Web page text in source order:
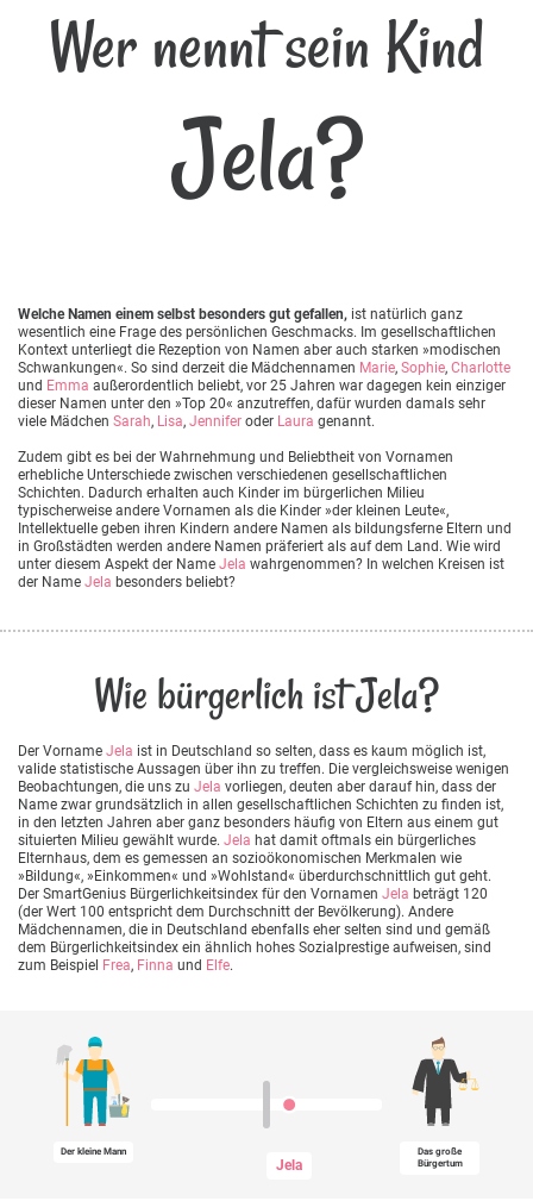
Wer nennt sein Kind
Jela?
Welche Namen einem selbst besonders gut gefallen, ist natürlich ganz
wesentlich eine Frage des persönlichen Geschmacks. Im gesellschaftlichen
Kontext unterliegt die Rezeption von Namen aber auch starken »modischen
Schwankungen«. So sind derzeit die Mädchennamen Marie, Sophie, Charlotte
und Emma außerordentlich beliebt, vor 25 Jahren war dagegen kein einziger
dieser Namen unter den »Top 20« anzutreffen, dafür wurden damals sehr
viele Mädchen Sarah, Lisa, Jennifer oder Laura genannt.
Zudem gibt es bei der Wahrnehmung und Beliebtheit von Vornamen
erhebliche Unterschiede zwischen verschiedenen gesellschaftlichen
Schichten. Dadurch erhalten auch Kinder im bürgerlichen Milieu
typischerweise andere Vornamen als die Kinder »der kleinen Leute«,
Intellektuelle geben ihren Kindern andere Namen als bildungsferne Eltern und
in Großstädten werden andere Namen präferiert als auf dem Land. Wie wird
unter diesem Aspekt der Name Jela wahrgenommen? In welchen Kreisen ist
der Name Jela besonders beliebt?
Wie bürgerlich ist Jela?
Der Vorname Jela ist in Deutschland so selten, dass es kaum möglich ist,
valide statistische Aussagen über ihn zu treffen. Die vergleichsweise wenigen
Beobachtungen, die uns zu Jela vorliegen, deuten aber darauf hin, dass der
Name zwar grundsätzlich in allen gesellschaftlichen Schichten zu finden ist,
in den letzten Jahren aber ganz besonders häufig von Eltern aus einem gut
situierten Milieu gewählt wurde. Jela hat damit oftmals ein bürgerliches
Elternhaus, dem es gemessen an sozioökonomischen Merkmalen wie
»Bildung«, »Einkommen« und »Wohlstand« überdurchschnittlich gut geht.
Der SmartGenius Bürgerlichkeitsindex für den Vornamen Jela beträgt 120
(der Wert 100 entspricht dem Durchschnitt der Bevölkerung). Andere
Mädchennamen, die in Deutschland ebenfalls eher selten sind und gemäß
dem Bürgerlichkeitsindex ein ähnlich hohes Sozialprestige aufweisen, sind
zum Beispiel Frea, Finna und Elfe.
Der kleine Mann
Jela
Das große
Bürgertum